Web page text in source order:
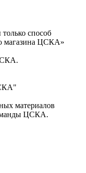
способ
магазина ЦСКА»
материалов
ЦСКА.